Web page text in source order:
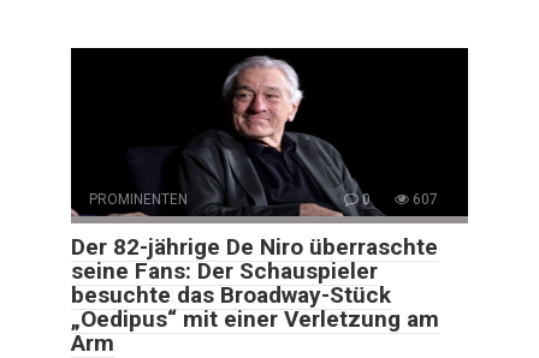
PROMINENTEN 0 607
Der 82-jährige De Niro überraschte
seine Fans: Der Schauspieler
besuchte das Broadway-Stück
„Oedipus“ mit einer Verletzung am
Arm